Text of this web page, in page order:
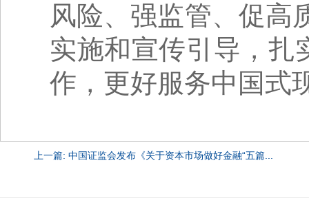
风险、强监管、促高
实施和宣传引导，扎
作，更好服务中国式
上一篇: 中国证监会发布《关于资本市场做好金融“五篇...